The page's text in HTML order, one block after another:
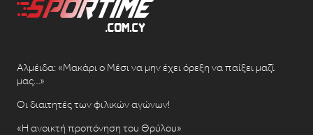
Αλμέιδα: «Μακάρι ο Μέσι να μην έχει όρεξη να παίξει μαζί
μας…»
Οι διαιτητές των φιλικών αγώνων!
«Η ανοικτή προπόνηση του Θρύλου»